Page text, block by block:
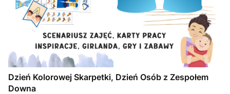
Dzień Kolorowej Skarpetki, Dzień Osób z Zespołem
Downa